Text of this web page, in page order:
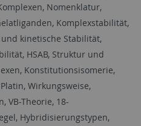
Nomenklatur,
Komplexstabilität,
kinetische Stabilität,
HSAB, Struktur und
Konstitutionsisomerie,
Wirkungsweise,
VB-Theorie, 18-
Hybridisierungstypen,